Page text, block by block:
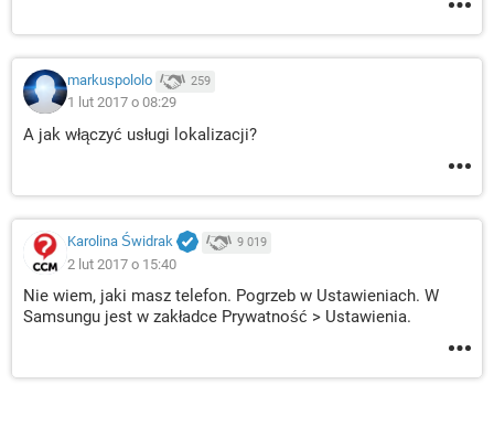
markuspololo 259
1 lut 2017 o 08:29
A jak włączyć usługi lokalizacji?
Karolina Świdrak 9 019
2 lut 2017 o 15:40
Nie wiem, jaki masz telefon. Pogrzeb w Ustawieniach. W
Samsungu jest w zakładce Prywatność > Ustawienia.